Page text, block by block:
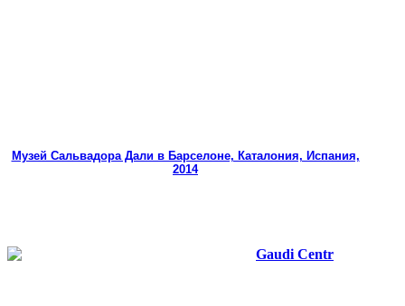
Музей Сальвадора Дали в Барселоне, Каталония, Испания,
2014